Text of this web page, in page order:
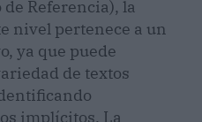
Referencia), la
nivel pertenece a un
ya que puede
de textos
implícitos. La